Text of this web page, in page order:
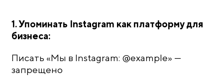
1. Упоминать Instagram как платформу для
бизнеса:
Писать «Мы в Instagram: @example» —
запрещено